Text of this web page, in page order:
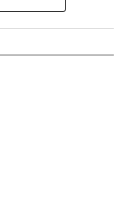
قسم الاخبار